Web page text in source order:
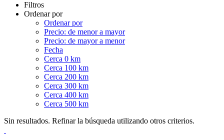
Filtros
Ordenar por
Ordenar por
Precio: de menor a mayor
Precio: de mayor a menor
Fecha
Cerca 0 km
Cerca 100 km
Cerca 200 km
Cerca 300 km
Cerca 400 km
Cerca 500 km
Sin resultados. Refinar la búsqueda utilizando otros criterios.